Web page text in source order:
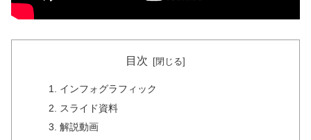
目次
インフォグラフィック
スライド資料
解説動画